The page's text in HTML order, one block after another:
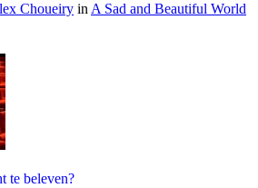
Choueiry inA Sad and Beautiful World
te beleven?